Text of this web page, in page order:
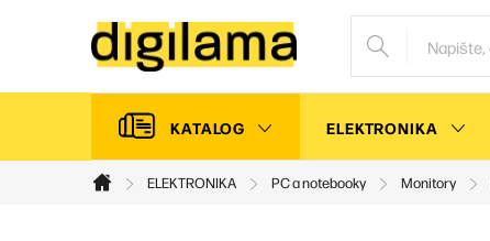
KATALOG ELEKTRONIKA
Domů
ELEKTRONIKA PC a notebooky Monitory